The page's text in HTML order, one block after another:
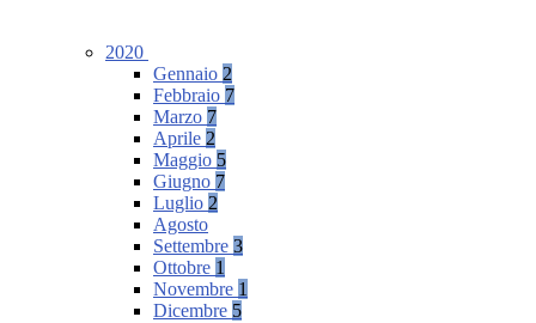
2020
Gennaio 2
Febbraio 7
Marzo 7
Aprile 2
Maggio 5
Giugno 7
Luglio 2
Agosto
Settembre 3
Ottobre 1
Novembre 1
Dicembre 5